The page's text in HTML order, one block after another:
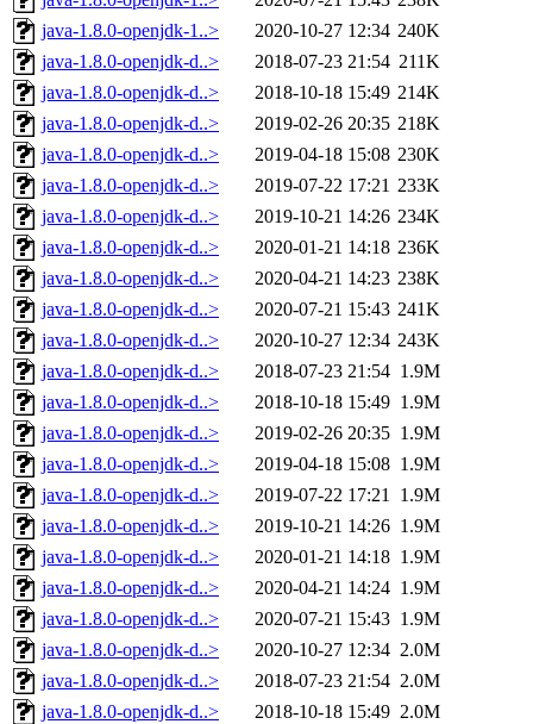
java-1.8.0-openjdk-1..>
2020-10-27 12:34 240K
java-1.8.0-openjdk-d..>
2018-07-23 21:54 211K
java-1.8.0-openjdk-d..>
2018-10-18 15:49 214K
java-1.8.0-openjdk-d..>
2019-02-26 20:35 218K
java-1.8.0-openjdk-d..>
2019-04-18 15:08 230K
java-1.8.0-openjdk-d..>
2019-07-22 17:21 233K
java-1.8.0-openjdk-d..>
2019-10-21 14:26 234K
java-1.8.0-openjdk-d..>
2020-01-21 14:18 236K
java-1.8.0-openjdk-d..>
2020-04-21 14:23 238K
java-1.8.0-openjdk-d..>
2020-07-21 15:43 241K
java-1.8.0-openjdk-d..>
2020-10-27 12:34 243K
java-1.8.0-openjdk-d..>
2018-07-23 21:54 1.9M
java-1.8.0-openjdk-d..>
2018-10-18 15:49 1.9M
java-1.8.0-openjdk-d..>
2019-02-26 20:35 1.9M
java-1.8.0-openjdk-d..>
2019-04-18 15:08 1.9M
java-1.8.0-openjdk-d..>
2019-07-22 17:21 1.9M
java-1.8.0-openjdk-d..>
2019-10-21 14:26 1.9M
java-1.8.0-openjdk-d..>
2020-01-21 14:18 1.9M
java-1.8.0-openjdk-d..>
2020-04-21 14:24 1.9M
java-1.8.0-openjdk-d..>
2020-07-21 15:43 1.9M
java-1.8.0-openjdk-d..>
2020-10-27 12:34 2.0M
java-1.8.0-openjdk-d..>
2018-07-23 21:54 2.0M
java-1.8.0-openjdk-d..>
2018-10-18 15:49 2.0M